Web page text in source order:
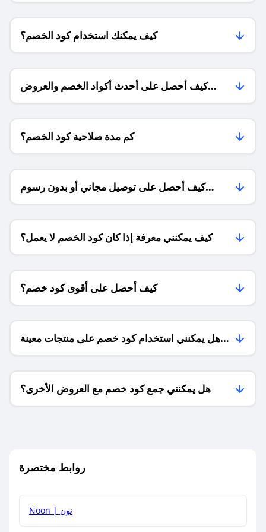
كيف يمكنك استخدام كود الخصم؟
كيف أحصل على أحدث أكواد الخصم والعروض
للمتاجر؟
كم مدة صلاحية كود الخصم؟
كيف أحصل على توصيل مجاني أو بدون رسوم
الشحن ؟
كيف يمكنني معرفة إذا كان كود الخصم لا يعمل؟
كيف أحصل على أقوى كود خصم؟
هل يمكنني استخدام كود خصم على منتجات معينة
فقط؟
هل يمكنني جمع كود خصم مع العروض الأخرى؟
روابط مختصرة
Noon | نون